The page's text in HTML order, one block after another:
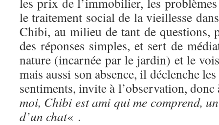
le traitement social de la vieillesse
Chibi, au milieu de tant de questions,
des réponses simples, et sert de
nature (incarnée par le jardin) et le
mais aussi son absence, il déclenche
sentiments, invite à l’observation,
moi, Chibi est ami qui me comprend,
d’un chat« .